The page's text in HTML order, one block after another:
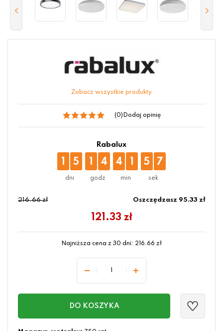
Zobacz wszystkie produkty
(0) Dodaj opinię
Rabalux
1 5 1 4 4 1 5 6
216.66 zł Oszczędzasz 95.33 zł
121.33 zł
Najniższa cena z 30 dni: 216.66 zł
DO KOSZYKA